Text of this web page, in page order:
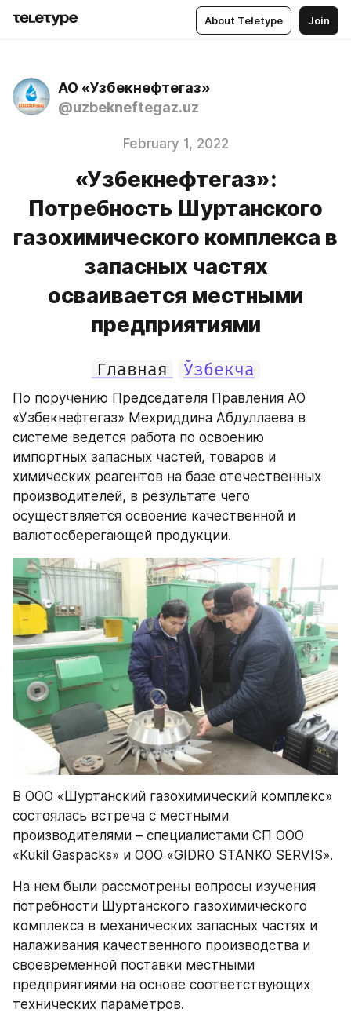
About Teletype Join
АО «Узбекнефтегаз»
@uzbekneftegaz.uz
February 1, 2022
«Узбекнефтегаз»:
Потребность Шуртанского
газохимического комплекса в
запасных частях
осваивается местными
предприятиями
Главная Ўзбекча
По поручению Председателя Правления АО
«Узбекнефтегаз» Мехриддина Абдуллаева в
системе ведется работа по освоению
импортных запасных частей, товаров и
химических реагентов на базе отечественных
производителей, в результате чего
осуществляется освоение качественной и
валютосберегающей продукции.
В ООО «Шуртанский газохимический комплекс»
состоялась встреча с местными
производителями – специалистами СП ООО
«Kukil Gaspacks» и ООО «GIDRO STANKO SERVIS».
На нем были рассмотрены вопросы изучения
потребности Шуртанского газохимического
комплекса в механических запасных частях и
налаживания качественного производства и
своевременной поставки местными
предприятиями на основе соответствующих
технических параметров.